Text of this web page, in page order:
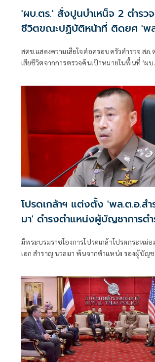
'ผบ.ตร.' สั่งปูนบำเหน็จ 2 ตำรว
ชีวิตขณะปฏิบัติหน้าที่ ติดยศ 'พ
สตช.แสดงความเสียใจต่อครอบครัวตำรวจ สภ.
เสียชีวิตจากการตรวจค้นเป้าหมายในพื้นที่ ‘ผบ.
จากเหตุดังกล่าว
โปรดเกล้าฯ แต่งตั้ง 'พล.ต.อ.ส
มา' ดำรงตำแหน่งผู้บัญชาการต
มีพระบรมราชโองการโปรดเกล้าโปรดกระหม่
เอก สำราญ นวลมา พ้นจากตำแหน่ง รองผู้บัญช